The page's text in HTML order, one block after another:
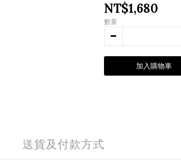
NT$1,680
數量
加入購物車
送貨及付款方式